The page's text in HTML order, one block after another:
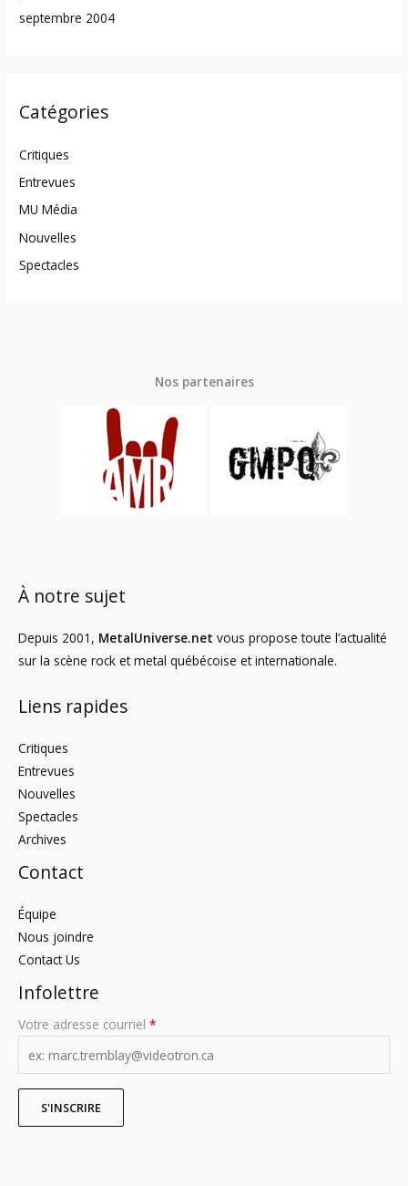
septembre 2004
Catégories
Critiques
Entrevues
MU Média
Nouvelles
Spectacles
Nos partenaires
À notre sujet
Depuis 2001, MetalUniverse.net vous propose toute l’actualité
sur la scène rock et metal québécoise et internationale.
Liens rapides
Critiques
Entrevues
Nouvelles
Spectacles
Archives
Contact
Équipe
Nous joindre
Contact Us
Infolettre
Votre adresse courriel *